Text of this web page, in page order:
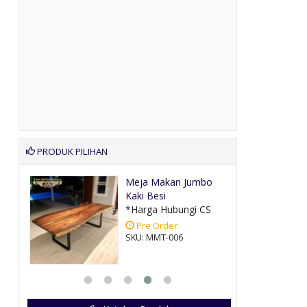
PRODUK PILIHAN
Meja Makan Jumbo
Kaki Besi
*Harga Hubungi CS
Pre Order
SKU: MMT-006